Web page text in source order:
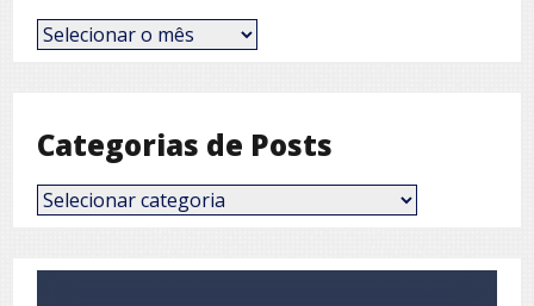
Posts
por
Categorias de Posts
Categorias
de